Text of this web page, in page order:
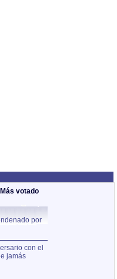
Más votado
por
con el
jamás